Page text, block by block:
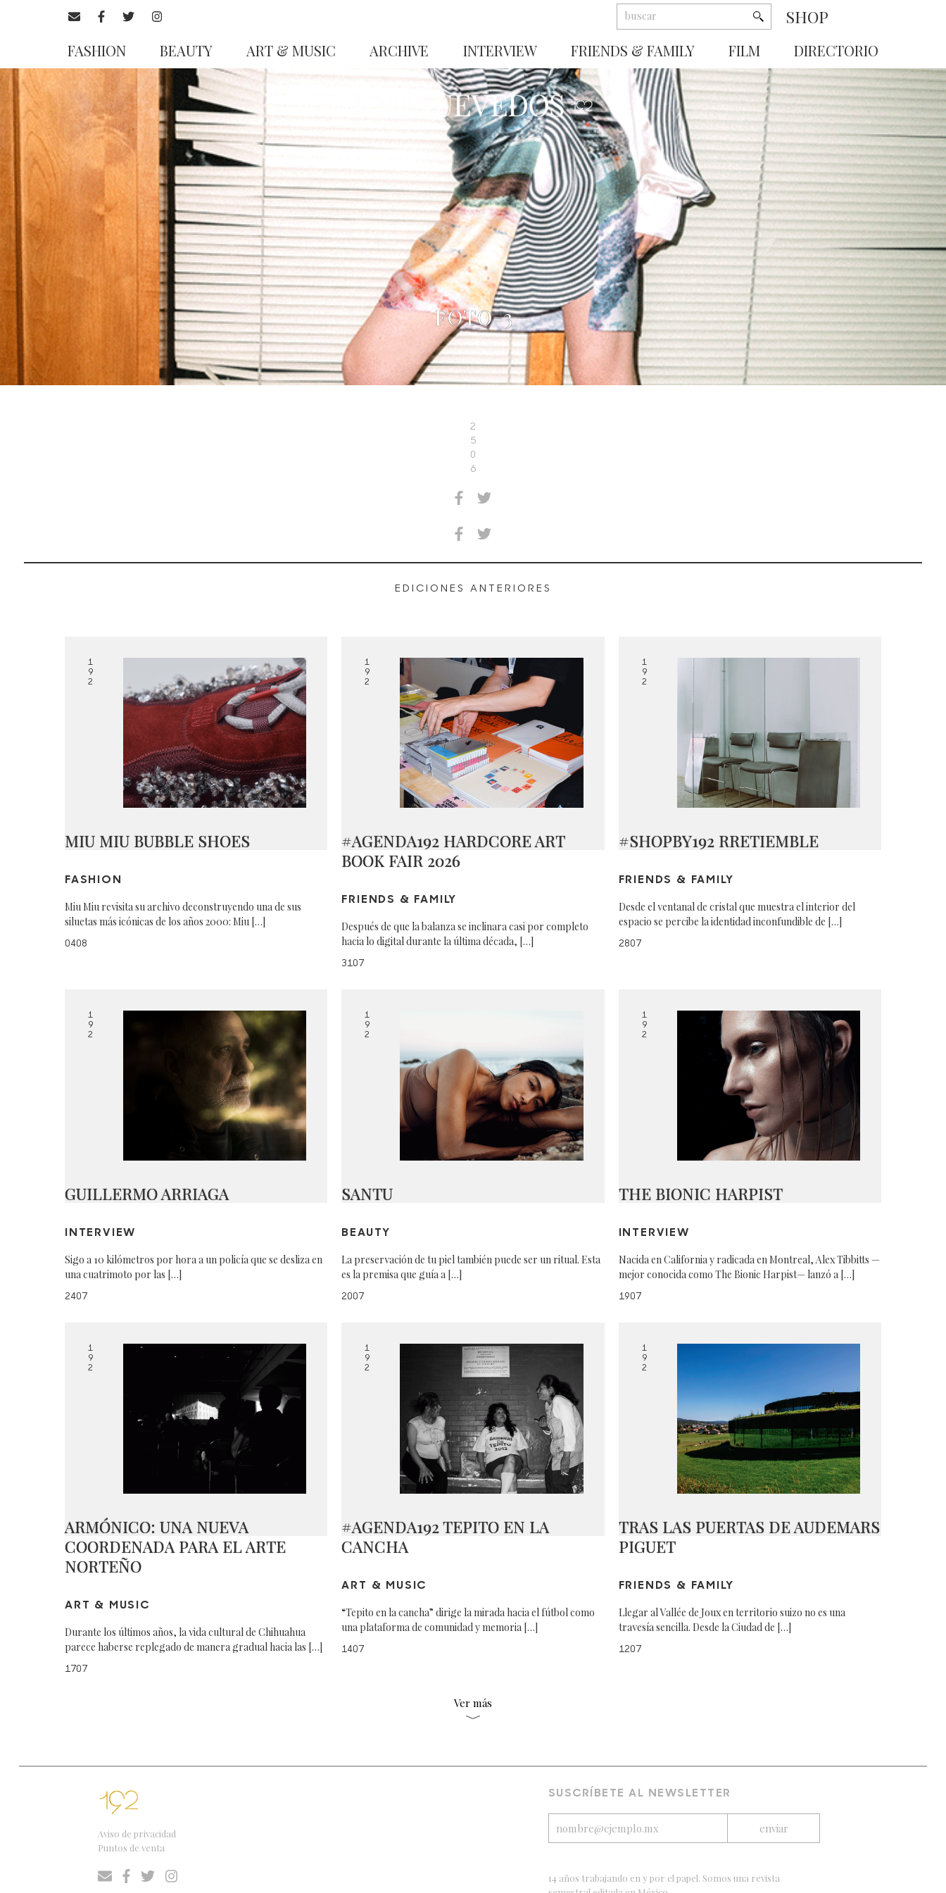
SHOP
FASHION BEAUTY ART & MUSIC ARCHIVE INTERVIEW FRIENDS & FAMILY FILM DIRECTORIO
FOTO-3
2
5
0
6
EDICIONES ANTERIORES
1
9
2
MIU MIU BUBBLE SHOES
FASHION
Miu Miu revisita su archivo deconstruyendo una de sus
siluetas más icónicas de los años 2000: Miu […]
0408
1
9
2
#AGENDA192 HARDCORE ART
BOOK FAIR 2026
FRIENDS & FAMILY
Después de que la balanza se inclinara casi por completo
hacia lo digital durante la última década, […]
3107
1
9
2
#SHOPBY192 RRETIEMBLE
FRIENDS & FAMILY
Desde el ventanal de cristal que muestra el interior del
espacio se percibe la identidad inconfundible de […]
2807
1
9
2
GUILLERMO ARRIAGA
INTERVIEW
Sigo a 10 kilómetros por hora a un policía que se desliza en
una cuatrimoto por las […]
2407
1
9
2
SANTU
BEAUTY
La preservación de tu piel también puede ser un ritual. Esta
es la premisa que guía a […]
2007
1
9
2
THE BIONIC HARPIST
INTERVIEW
Nacida en California y radicada en Montreal, Alex Tibbitts —
mejor conocida como The Bionic Harpist— lanzó a […]
1907
1
9
2
ARMÓNICO: UNA NUEVA
COORDENADA PARA EL ARTE
NORTEÑO
ART & MUSIC
Durante los últimos años, la vida cultural de Chihuahua
parece haberse replegado de manera gradual hacia las […]
1707
1
9
2
#AGENDA192 TEPITO EN LA
CANCHA
ART & MUSIC
“Tepito en la cancha” dirige la mirada hacia el fútbol como
una plataforma de comunidad y memoria […]
1407
1
9
2
TRAS LAS PUERTAS DE AUDEMARS
PIGUET
FRIENDS & FAMILY
Llegar al Vallée de Joux en territorio suizo no es una
travesía sencilla. Desde la Ciudad de […]
1207
Ver más
Aviso de privacidad
Puntos de venta
SUSCRÍBETE AL NEWSLETTER
14 años trabajando en y por el papel. Somos una revista